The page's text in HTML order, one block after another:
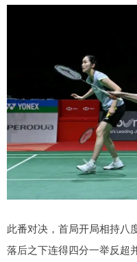
此番对决，首局开局相持八
落后之下连得四分一举反超